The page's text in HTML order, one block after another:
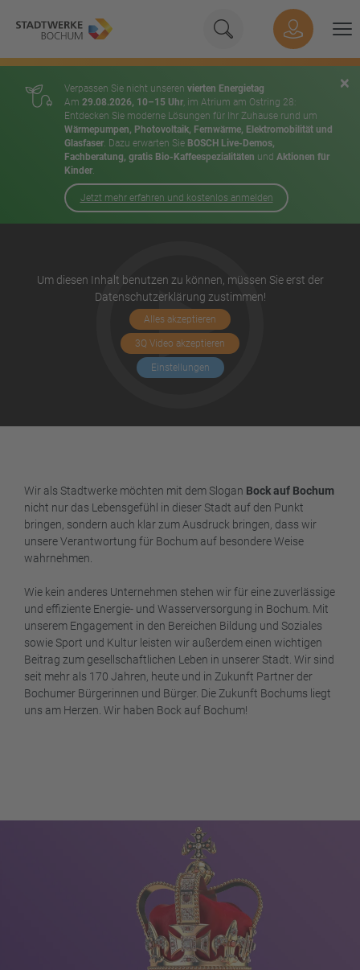
×
Verpassen Sie nicht unseren vierten Energietag
Am 29.08.2026, 10–15 Uhr, im Atrium am Ostring 28:
Entdecken Sie moderne Lösungen für Ihr Zuhause rund um
Wärmepumpen, Photovoltaik, Fernwärme, Elektromobilität und
Glasfaser. Dazu erwarten Sie BOSCH Live-Demos,
Fachberatung, gratis Bio-Kaffeespezialitäten und Aktionen für
Kinder.
Jetzt mehr erfahren und kostenlos anmelden
Geben Sie hier Ihren
Suchen
Hauptnavigation
Um diesen Inhalt benutzen zu können, müssen Sie erst der
Datenschutzerklärung zustimmen!
Alles akzeptieren
3Q Video akzeptieren
Einstellungen
Wir als Stadtwerke möchten mit dem Slogan Bock auf Bochum
nicht nur das Lebensgefühl in dieser Stadt auf den Punkt
bringen, sondern auch klar zum Ausdruck bringen, dass wir
unsere Verantwortung für Bochum auf besondere Weise
wahrnehmen.
Wie kein anderes Unternehmen stehen wir für eine zuverlässige
und effiziente Energie- und Wasserversorgung in Bochum. Mit
unserem Engagement in den Bereichen Bildung und Soziales
sowie Sport und Kultur leisten wir außerdem einen wichtigen
Beitrag zum gesellschaftlichen Leben in unserer Stadt. Wir sind
seit mehr als 170 Jahren, heute und in Zukunft Partner der
Bochumer Bürgerinnen und Bürger. Die Zukunft Bochums liegt
uns am Herzen. Wir haben Bock auf Bochum!